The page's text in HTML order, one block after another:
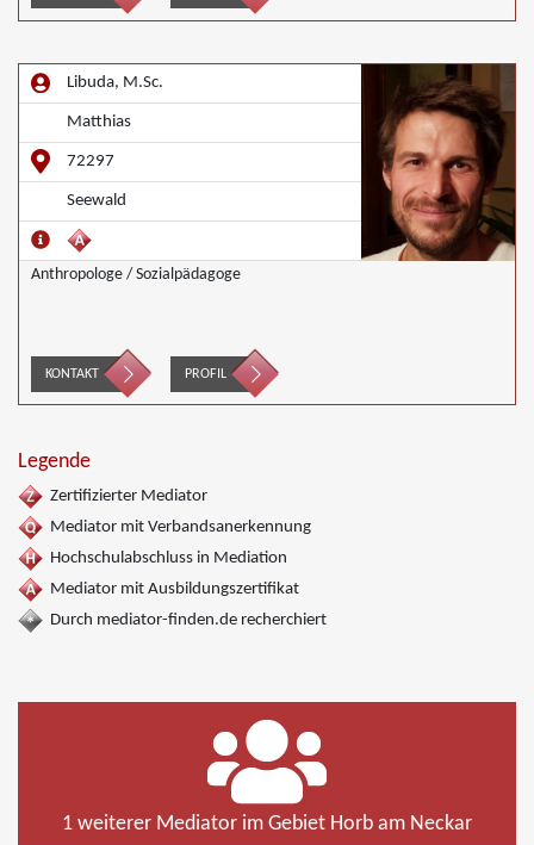
Libuda, M.Sc.
Matthias
72297
Seewald
Anthropologe / Sozialpädagoge
KONTAKT PROFIL
Legende
Zertifizierter Mediator
Mediator mit Verbandsanerkennung
Hochschulabschluss in Mediation
Mediator mit Ausbildungszertifikat
Durch mediator-finden.de recherchiert
1 weiterer Mediator im Gebiet Horb am Neckar